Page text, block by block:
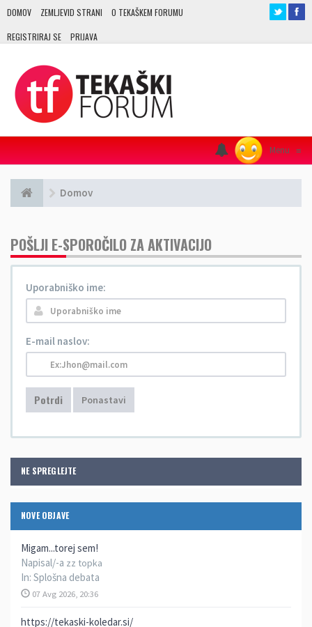
DOMOV ZEMLJEVID STRANI O TEKAŠKEM FORUMU
REGISTRIRAJ SE PRIJAVA
Menu ≡
Domov
NE SPREGLEJTE
NOVE OBJAVE
Migam...torej sem!
Napisal/-a zz topka
In: Splošna debata
07 Avg 2026, 20:36
https://tekaski-koledar.si/
POŠLJI E-SPOROČILO ZA AKTIVACIJO
Uporabniško ime:
E-mail naslov:
Potrdi Ponastavi